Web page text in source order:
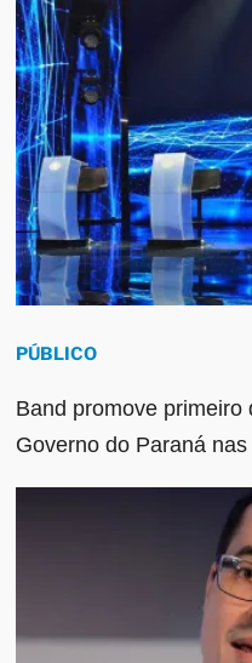
PÚBLICO
Band promove
Governo do Paraná